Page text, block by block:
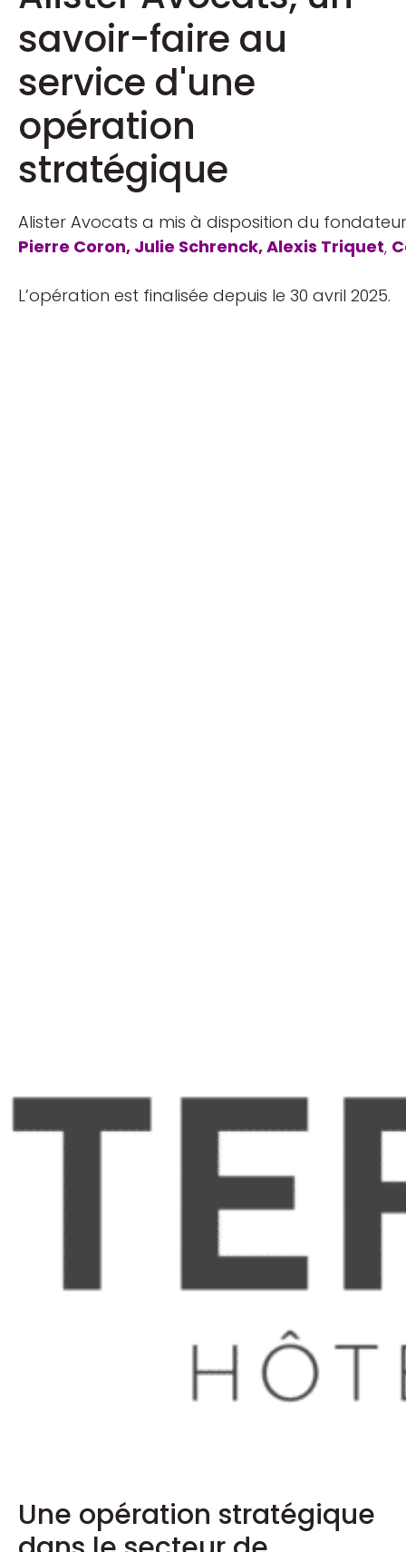
savoir-faire au
service d'une
opération
stratégique
Alister Avocats a mis à disposition du
Pierre Coron, Julie Schrenck,Alexis Triquet,
L’opération est finalisée depuis le 30 avril 2025.
Une opération stratégique